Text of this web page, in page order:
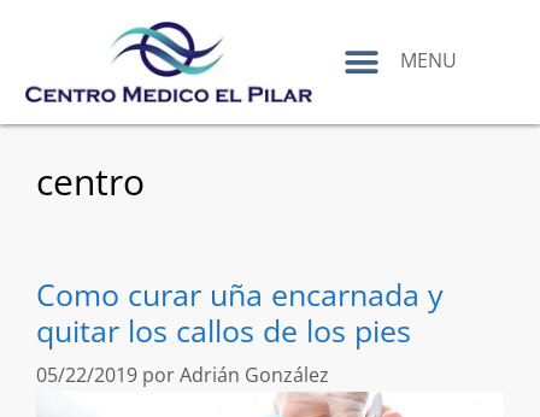
MENU
centro
Como curar uña encarnada y
quitar los callos de los pies
05/22/2019 porAdrián González